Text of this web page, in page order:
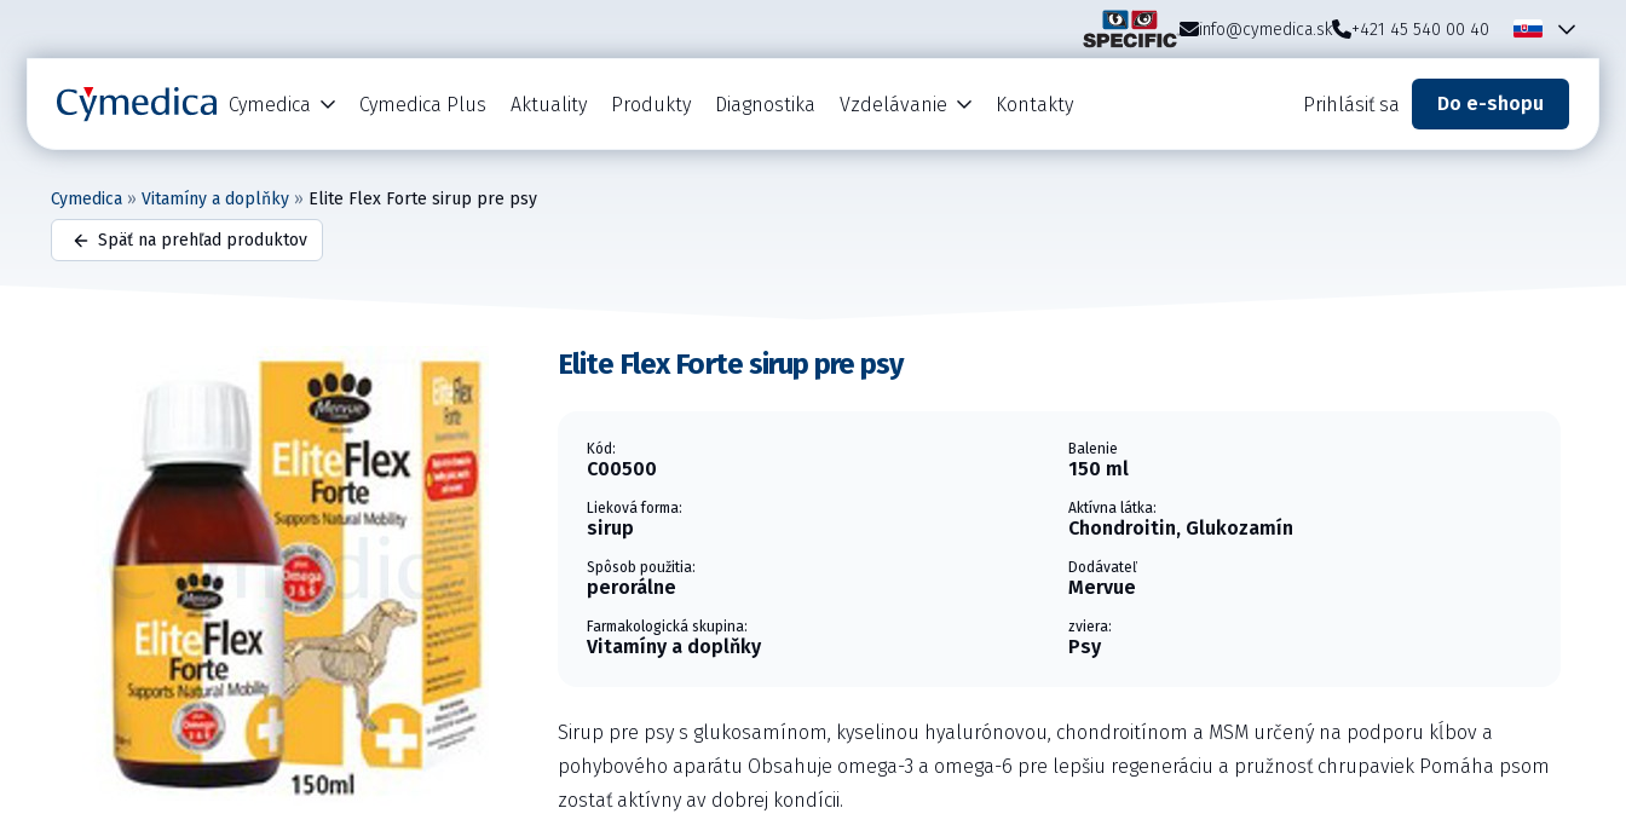
info@cymedica.sk +421 45 540 00 40
Cymedica Cymedica Plus Aktuality Produkty Diagnostika Vzdelávanie Kontakty Prihlásiť sa Do e-shopu
Cymedica » Vitamíny a doplňky » Elite Flex Forte sirup pre psy
Späť na prehľad produktov
Elite Flex Forte sirup pre psy
Kód:
C00500
Balenie
150 ml
Lieková forma:
sirup
Aktívna látka:
Chondroitin, Glukozamín
Spôsob použitia:
perorálne
Dodávateľ
Mervue
Farmakologická skupina:
Vitamíny a doplňky
zviera:
Psy
Sirup pre psy s glukosamínom, kyselinou hyalurónovou, chondroitínom a MSM určený na podporu kĺbov a
pohybového aparátu Obsahuje omega-3 a omega-6 pre lepšiu regeneráciu a pružnosť chrupaviek Pomáha psom
zostať aktívny av dobrej kondícii.